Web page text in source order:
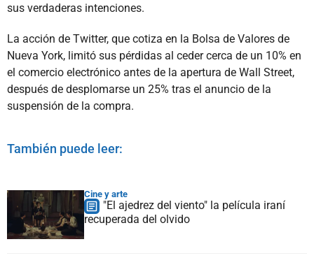
sus verdaderas intenciones.
La acción de Twitter, que cotiza en la Bolsa de Valores de
Nueva York, limitó sus pérdidas al ceder cerca de un 10% en
el comercio electrónico antes de la apertura de Wall Street,
después de desplomarse un 25% tras el anuncio de la
suspensión de la compra.
También puede leer:
Cine y arte
"El ajedrez del viento" la película iraní
recuperada del olvido